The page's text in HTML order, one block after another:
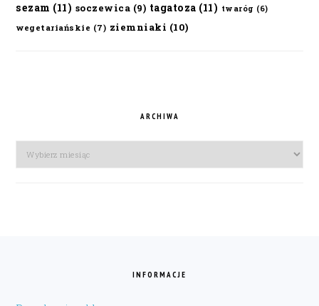
sezam (11) soczewica (9) tagatoza (11) twaróg (6)
wegetariańskie (7) ziemniaki (10)
ARCHIWA
Archiwa
INFORMACJE